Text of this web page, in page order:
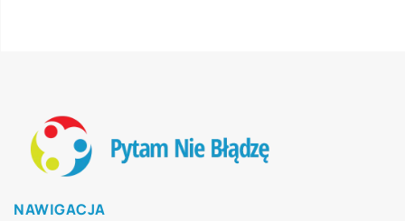
NAWIGACJA